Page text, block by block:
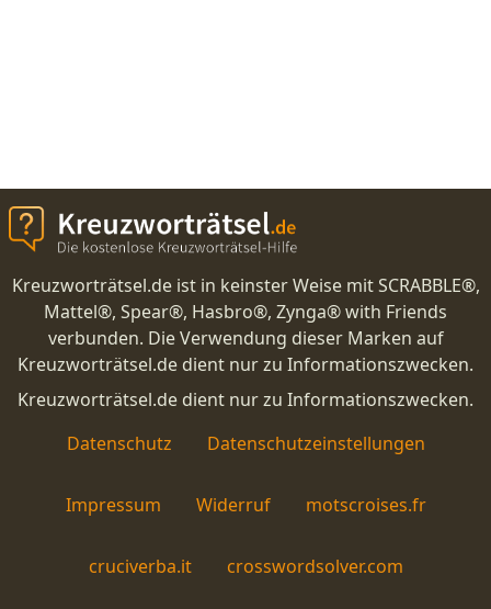
Kreuzworträtsel.de ist in keinster Weise mit SCRABBLE®,
Mattel®, Spear®, Hasbro®, Zynga® with Friends
verbunden. Die Verwendung dieser Marken auf
Kreuzworträtsel.de dient nur zu Informationszwecken.
Kreuzworträtsel.de dient nur zu Informationszwecken.
Datenschutz
Datenschutzeinstellungen
Impressum Widerruf motscroises.fr
cruciverba.it crosswordsolver.com